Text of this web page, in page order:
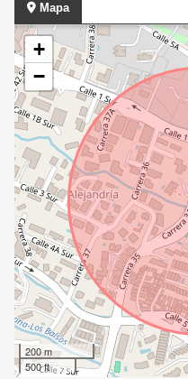
Mapa
+
−
200 m
500 ft